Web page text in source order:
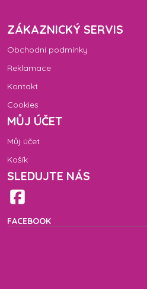
ZÁKAZNICKÝ SERVIS
Obchodní podmínky
Reklamace
Kontakt
Cookies
MŮJ ÚČET
Můj účet
Košík
SLEDUJTE NÁS
FACEBOOK